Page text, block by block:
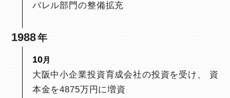
バレル部門の整備拡充
1988
10
大阪中小企業投資育成会社の投資を受け、 資
本金を4875万円に増資